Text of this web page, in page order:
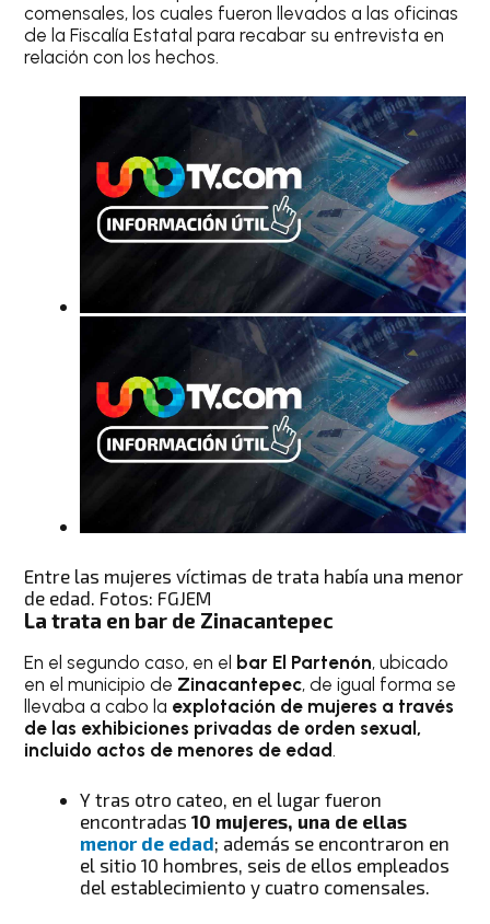
comensales, los cuales fueron llevados a las oficinas
de la Fiscalía Estatal para recabar su entrevista en
relación con los hechos.
Entre las mujeres víctimas de trata había una menor
de edad. Fotos: FGJEM
La trata en bar de Zinacantepec
En el segundo caso, en el bar El Partenón, ubicado
en el municipio de Zinacantepec, de igual forma se
llevaba a cabo la explotación de mujeres a través
de las exhibiciones privadas de orden sexual,
incluido actos de menores de edad.
Y tras otro cateo, en el lugar fueron
encontradas10 mujeres, una de ellas
menor de edad; además se encontraron en
el sitio 10 hombres, seis de ellos empleados
del establecimiento y cuatro comensales.